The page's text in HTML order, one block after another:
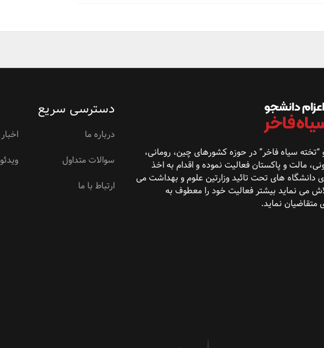
سیاه فاخر” در حوزه کشورهای چین، رومانی،
مالت و پاکستان فعالیت نموده و اقدام به اخذ
دانشگاه های تحت تائید وزارتین علوم و بهداشت می
می نماید بیشتر فعالیت خود را معطوف به
متقاضیان نماید.
دسترسی سریع
درباره ما
سوالات متداول
ارتباط با ما
ویدئو